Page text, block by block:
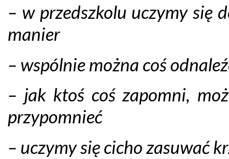
– w przedszkolu uczymy się
manier
– wspólnie można coś
– jak ktoś coś zapomni,
przypomnieć
– uczymy się cicho zasuwać